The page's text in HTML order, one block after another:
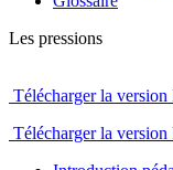
Les pressions
Télécharger la version
Télécharger la version